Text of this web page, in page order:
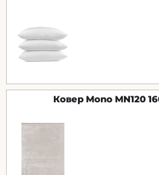
Ковер Mono MN120